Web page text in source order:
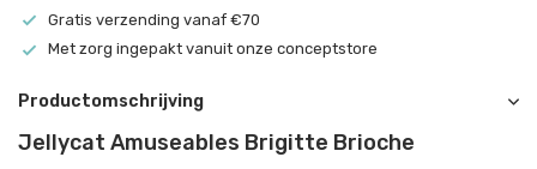
Gratis verzending vanaf €70
Met zorg ingepakt vanuit onze conceptstore
Productomschrijving
Jellycat Amuseables Brigitte Brioche